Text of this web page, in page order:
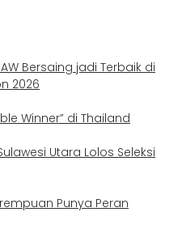
Bersaing jadi Terbaik di
2026
Winner” di Thailand
Utara Lolos Seleksi
Punya Peran